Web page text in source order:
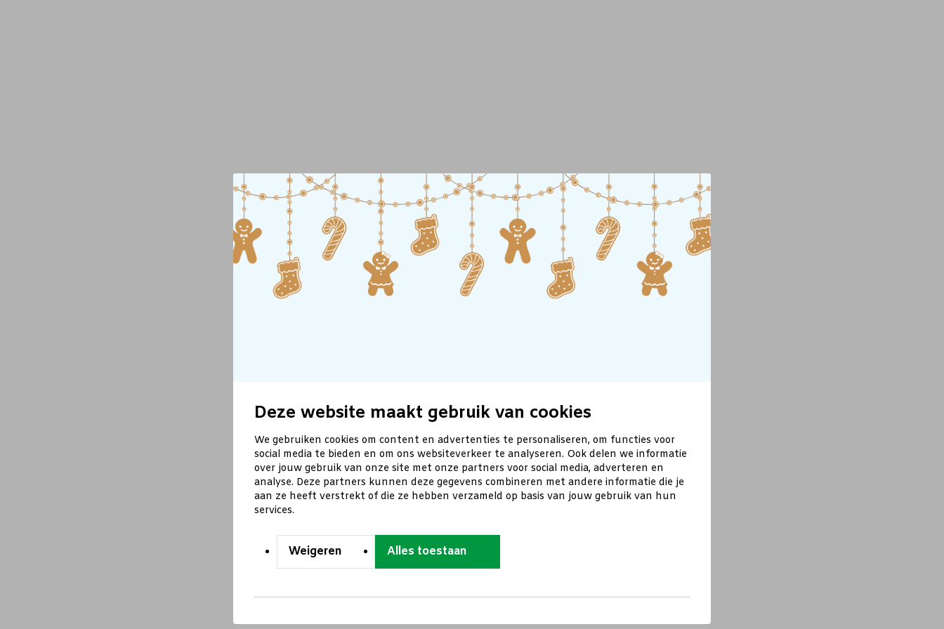
Deze website maakt gebruik van cookies
We gebruiken cookies om content en advertenties te personaliseren, om functies voor
social media te bieden en om ons websiteverkeer te analyseren. Ook delen we informatie
over jouw gebruik van onze site met onze partners voor social media, adverteren en
analyse. Deze partners kunnen deze gegevens combineren met andere informatie die je
aan ze heeft verstrekt of die ze hebben verzameld op basis van jouw gebruik van hun
services.
Weigeren Alles toestaan